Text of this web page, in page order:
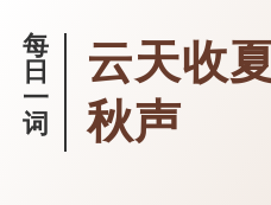
每
日
一
词
云天收
秋声